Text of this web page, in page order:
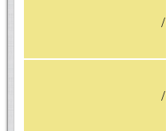
/
/